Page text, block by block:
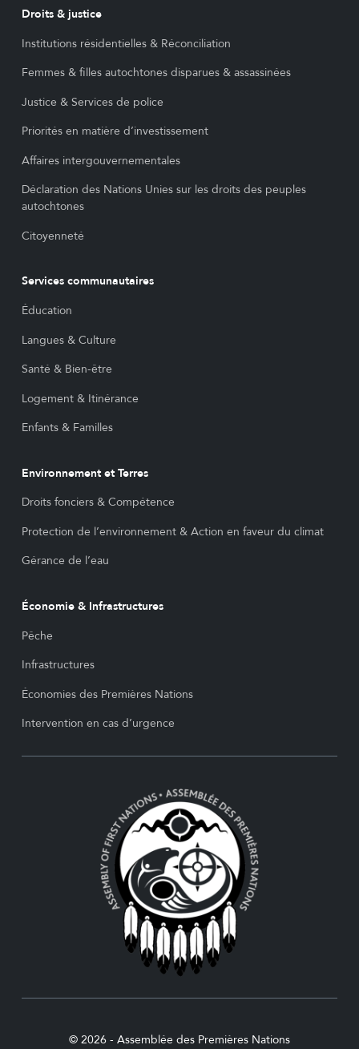
Droits & justice
Institutions résidentielles & Réconciliation
Femmes & filles autochtones disparues & assassinées
Justice & Services de police
Priorités en matière d’investissement
Affaires intergouvernementales
Déclaration des Nations Unies sur les droits des peuples
autochtones
Citoyenneté
Services communautaires
Éducation
Langues & Culture
Santé & Bien-être
Logement & Itinérance
Enfants & Familles
Environnement et Terres
Droits fonciers & Compétence
Protection de l’environnement & Action en faveur du climat
Gérance de l’eau
Économie & Infrastructures
Pêche
Infrastructures
Économies des Premières Nations
Intervention en cas d’urgence
© 2026 - Assemblée des Premières Nations